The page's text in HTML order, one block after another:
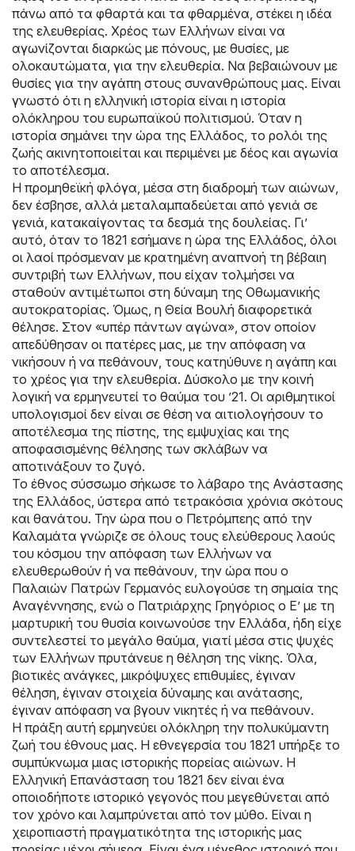
πάνω από τα φθαρτά και τα φθαρμένα, στέκει η ιδέα
της ελευθερίας. Χρέος των Ελλήνων είναι να
αγωνίζονται διαρκώς με πόνους, με θυσίες, με
ολοκαυτώματα, για την ελευθερία. Να βεβαιώνουν με
θυσίες για την αγάπη στους συνανθρώπους μας. Είναι
γνωστό ότι η ελληνική ιστορία είναι η ιστορία
ολόκληρου του ευρωπαϊκού πολιτισμού. Όταν η
ιστορία σημάνει την ώρα της Ελλάδος, το ρολόι της
ζωής ακινητοποιείται και περιμένει με δέος και αγωνία
το αποτέλεσμα.
Η προμηθεϊκή φλόγα, μέσα στη διαδρομή των αιώνων,
δεν έσβησε, αλλά μεταλαμπαδεύεται από γενιά σε
γενιά, κατακαίγοντας τα δεσμά της δουλείας. Γι’
αυτό, όταν το 1821 εσήμανε η ώρα της Ελλάδος, όλοι
οι λαοί πρόσμεναν με κρατημένη αναπνοή τη βέβαιη
συντριβή των Ελλήνων, που είχαν τολμήσει να
σταθούν αντιμέτωποι στη δύναμη της Οθωμανικής
αυτοκρατορίας. Όμως, η Θεία Βουλή διαφορετικά
θέλησε. Στον «υπέρ πάντων αγώνα», στον οποίον
απεδύθησαν οι πατέρες μας, με την απόφαση να
νικήσουν ή να πεθάνουν, τους κατηύθυνε η αγάπη και
το χρέος για την ελευθερία. Δύσκολο με την κοινή
λογική να ερμηνευτεί το θαύμα του ’21. Οι αριθμητικοί
υπολογισμοί δεν είναι σε θέση να αιτιολογήσουν το
αποτέλεσμα της πίστης, της εμψυχίας και της
αποφασισμένης θέλησης των σκλάβων να
αποτινάξουν το ζυγό.
Το έθνος σύσσωμο σήκωσε το λάβαρο της Ανάστασης
της Ελλάδος, ύστερα από τετρακόσια χρόνια σκότους
και θανάτου. Την ώρα που ο Πετρόμπεης από την
Καλαμάτα γνώριζε σε όλους τους ελεύθερους λαούς
του κόσμου την απόφαση των Ελλήνων να
ελευθερωθούν ή να πεθάνουν, την ώρα που ο
Παλαιών Πατρών Γερμανός ευλογούσε τη σημαία της
Αναγέννησης, ενώ ο Πατριάρχης Γρηγόριος ο Ε’ με τη
μαρτυρική του θυσία κοινωνούσε την Ελλάδα, ήδη είχε
συντελεστεί το μεγάλο θαύμα, γιατί μέσα στις ψυχές
των Ελλήνων πρυτάνευε η θέληση της νίκης. Όλα,
βιοτικές ανάγκες, μικρόψυχες επιθυμίες, έγιναν
θέληση, έγιναν στοιχεία δύναμης και ανάτασης,
έγιναν απόφαση να βγουν νικητές ή να πεθάνουν.
Η πράξη αυτή ερμηνεύει ολόκληρη την πολυκύμαντη
ζωή του έθνους μας. Η εθνεγερσία του 1821 υπήρξε το
συμπύκνωμα μιας ιστορικής πορείας αιώνων. Η
Ελληνική Επανάσταση του 1821 δεν είναι ένα
οποιοδήποτε ιστορικό γεγονός που μεγεθύνεται από
τον χρόνο και λαμπρύνεται από τον μύθο. Είναι η
χειροπιαστή πραγματικότητα της ιστορικής μας